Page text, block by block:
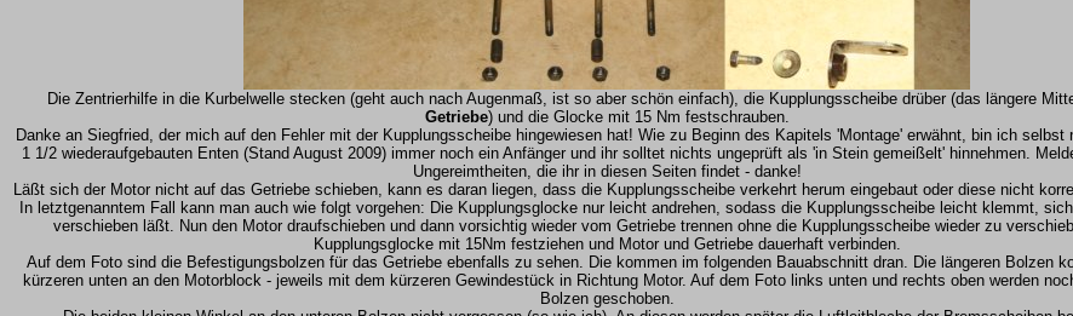
Die Zentrierhilfe in die Kurbelwelle stecken (geht auch nach Augenmaß, ist so aber schön einfach), die Kupplungsscheibe drüber (das längere
Getriebe) und die Glocke mit 15 Nm festschrauben.
Danke an Siegfried, der mich auf den Fehler mit der Kupplungsscheibe hingewiesen hat! Wie zu Beginn des Kapitels 'Montage' erwähnt, bin ich selbst
1 1/2 wiederaufgebauten Enten (Stand August 2009) immer noch ein Anfänger und ihr solltet nichts ungeprüft als 'in Stein gemeißelt' hinnehmen.
Ungereimtheiten, die ihr in diesen Seiten findet - danke!
Läßt sich der Motor nicht auf das Getriebe schieben, kann es daran liegen, dass die Kupplungsscheibe verkehrt herum eingebaut oder diese nicht
In letztgenanntem Fall kann man auch wie folgt vorgehen: Die Kupplungsglocke nur leicht andrehen, sodass die Kupplungsscheibe leicht klemmt,
verschieben läßt. Nun den Motor draufschieben und dann vorsichtig wieder vom Getriebe trennen ohne die Kupplungsscheibe wieder zu
Kupplungsglocke mit 15Nm festziehen und Motor und Getriebe dauerhaft verbinden.
Auf dem Foto sind die Befestigungsbolzen für das Getriebe ebenfalls zu sehen. Die kommen im folgenden Bauabschnitt dran. Die längeren Bolzen
kürzeren unten an den Motorblock - jeweils mit dem kürzeren Gewindestück in Richtung Motor. Auf dem Foto links unten und rechts oben werden
Bolzen geschoben.